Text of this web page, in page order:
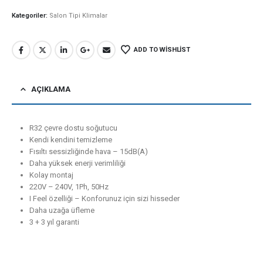
Kategoriler: Salon Tipi Klimalar
ADD TO WISHLIST
AÇIKLAMA
R32 çevre dostu soğutucu
Kendi kendini temizleme
Fısıltı sessizliğinde hava – 15dB(A)
Daha yüksek enerji verimliliği
Kolay montaj
220V – 240V, 1Ph, 50Hz
I Feel özelliği – Konforunuz için sizi hisseder
Daha uzağa üfleme
3 + 3 yıl garanti